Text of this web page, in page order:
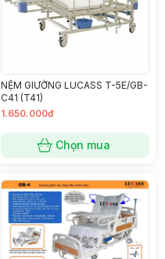
NỆM GIƯỜNG LUCASS T-5E/GB-
C41 (T41)
1.650.000đ
Chọn mua